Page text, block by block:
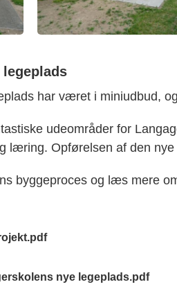
har været i miniudbud,
udeområder for
læring. Opførelsen af den
byggeproces og læs mere
nye legeplads.pdf